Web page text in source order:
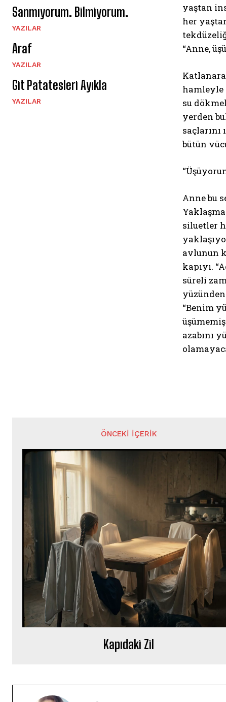
Sanmıyorum. Bilmiyorum.
YAZILAR
Araf
YAZILAR
Git Patatesleri Ayıkla
YAZILAR
yaştan
her
“Anne,
hamleyle
su
yerden
bütün
Anne bu
siluetler
avlunun
kapıyı.
süreli
“Benim
azabını
ÖNCEKI İÇERIK
Kapıdaki Zil